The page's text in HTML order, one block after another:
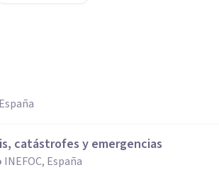
catástrofes y emergencias
INEFOC, España